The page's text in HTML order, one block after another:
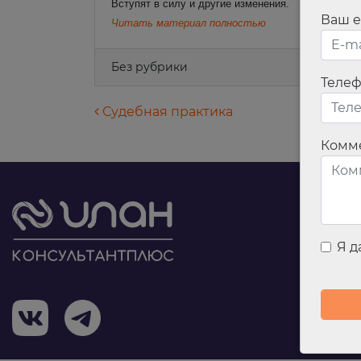
Вступят в силу и другие изменения.
Читать материал полностью
Без рубрики
Навигация по
Судебная практика
Ваш
Я